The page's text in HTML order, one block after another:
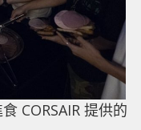
CORSAIR 提供的